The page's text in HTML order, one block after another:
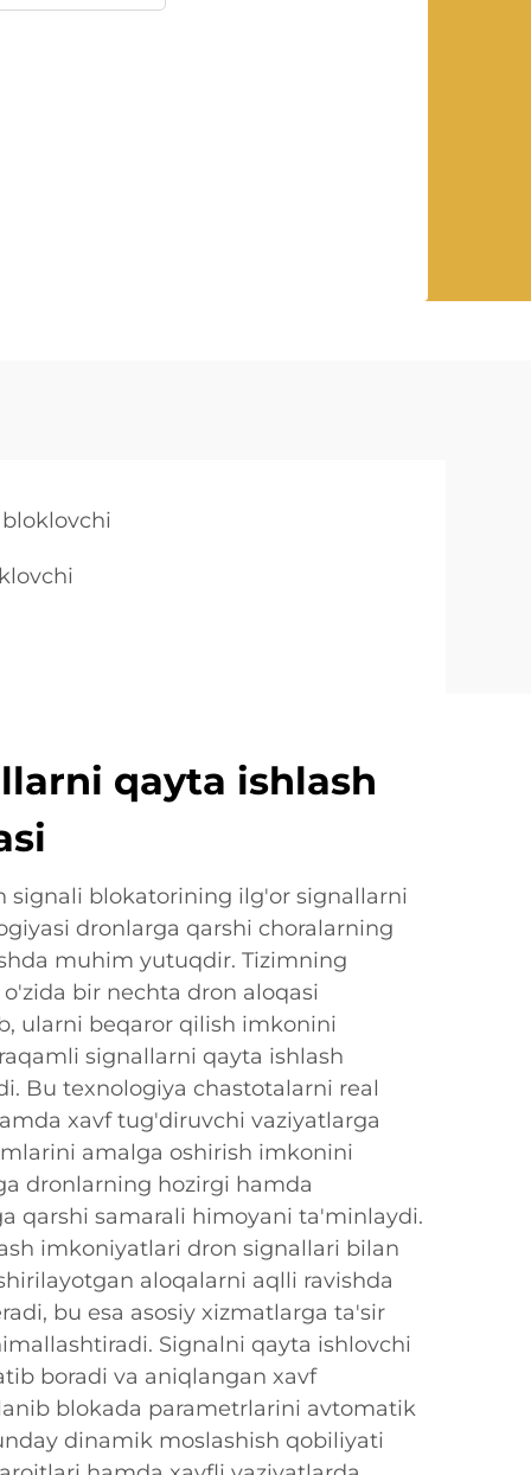
qayta ishlash
signali blokatorining ilg'or signallarni
dronlarga qarshi choralarning
muhim yutuqdir. Tizimning
bir nechta dron aloqasi
ularni beqaror qilish imkonini
signallarni qayta ishlash
Bu texnologiya chastotalarni real
xavf tug'diruvchi vaziyatlarga
amalga oshirish imkonini
dronlarning hozirgi hamda
qarshi samarali himoyani ta'minlaydi.
imkoniyatlari dron signallari bilan
aloqalarni aqlli ravishda
bu esa asosiy xizmatlarga ta'sir
Signalni qayta ishlovchi
boradi va aniqlangan xavf
blokada parametrlarini avtomatik
dinamik moslashish qobiliyati